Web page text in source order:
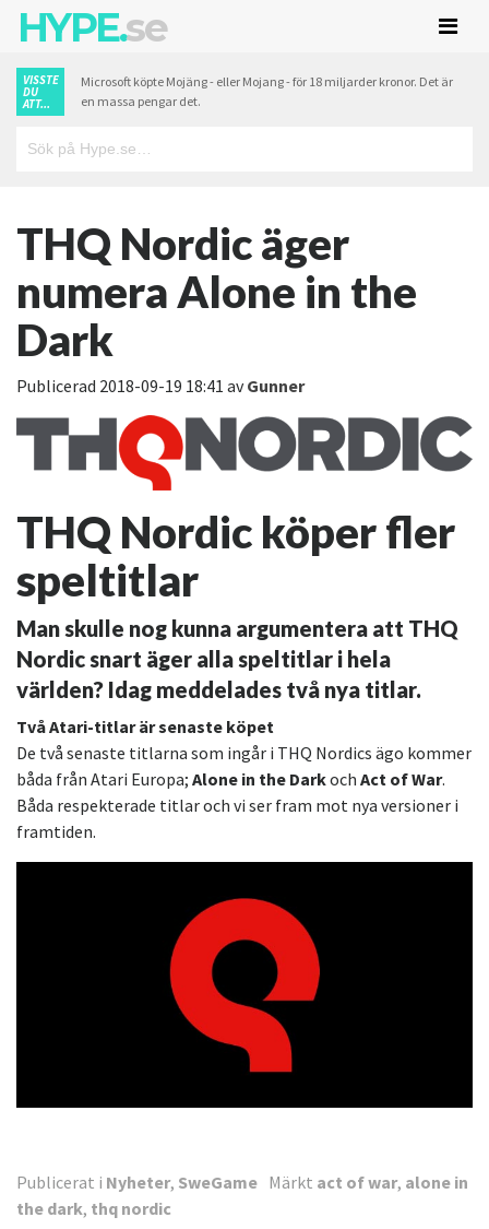
HYPE.se
VISSTE
DU
ATT...
Microsoft köpte Mojäng - eller Mojang - för 18 miljarder kronor. Det är
en massa pengar det.
THQ Nordic äger
numera Alone in the
Dark
Publicerad 2018-09-19 18:41 avGunner
THQ Nordic köper fler
speltitlar
Man skulle nog kunna argumentera att THQ
Nordic snart äger alla speltitlar i hela
världen? Idag meddelades två nya titlar.
Två Atari-titlar är senaste köpet
De två senaste titlarna som ingår i THQ Nordics ägo kommer
båda från Atari Europa; Alone in the Darkoch Act of War.
Båda respekterade titlar och vi ser fram mot nya versioner i
framtiden.
Publicerat i Nyheter, SweGame Märkt act of war, alone in
the dark, thq nordic